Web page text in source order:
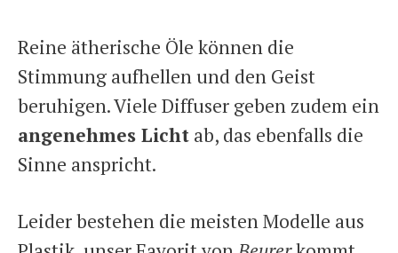
Reine ätherische Öle können die
Stimmung aufhellen und den Geist
beruhigen. Viele Diffuser geben zudem ein
angenehmes Licht ab, das ebenfalls die
Sinne anspricht.
Leider bestehen die meisten Modelle aus